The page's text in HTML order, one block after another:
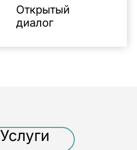
Открытый
диалог
Услуги